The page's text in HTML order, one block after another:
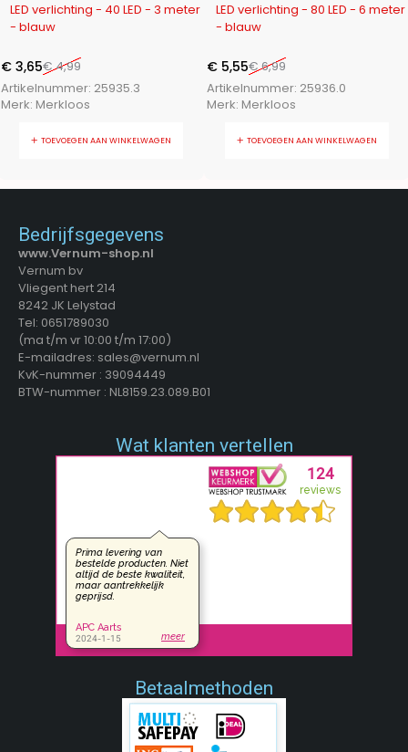
LED verlichting - 40 LED - 3 meter
- blauw
€4,99
€ 3,65
Artikelnummer: 25935.3
Merk: Merkloos
TOEVOEGEN AAN WINKELWAGEN
LED verlichting - 80 LED - 6 meter
- blauw
€6,99
€ 5,55
Artikelnummer: 25936.0
Merk: Merkloos
TOEVOEGEN AAN WINKELWAGEN
Bedrijfsgegevens
www.Vernum-shop.nl
Vernum bv
Vliegent hert 214
8242 JK Lelystad
Tel: 0651789030
(ma t/m vr 10:00 t/m 17:00)
E-mailadres: sales@vernum.nl
KvK-nummer : 39094449
BTW-nummer : NL8159.23.089.B01
Wat klanten vertellen
Betaalmethoden